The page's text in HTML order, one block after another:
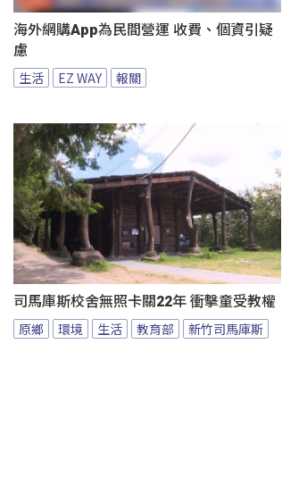
海外網購App為民間營運 收費、個資引疑
慮
生活 EZ WAY 報關
司馬庫斯校舍無照卡關22年 衝擊童受教權
原鄉 環境 生活 教育部 新竹司馬庫斯